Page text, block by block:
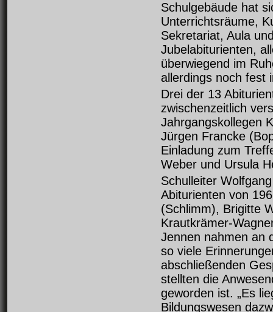
Schulgebäude hat
Unterrichtsräume,
Sekretariat, Aula
Jubelabiturienten,
überwiegend im
allerdings noch fest
Drei der 13
zwischenzeitlich
Jahrgangskollegen
Jürgen Francke
Einladung zum
Weber und Ursula
Schulleiter
Abiturienten von
(Schlimm), Brigitte
Krautkrämer-
Jennen nahmen an
so viele
abschließenden
stellten die
geworden ist. „Es
Bildungswesen